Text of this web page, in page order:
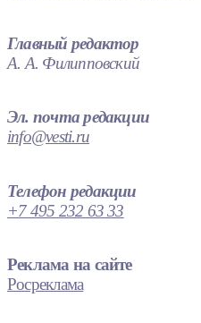
Главный редактор
А. А. Филипповский
Эл. почта редакции
info@vesti.ru
Телефон редакции
+7 495 232 63 33
Реклама на сайте
Росреклама